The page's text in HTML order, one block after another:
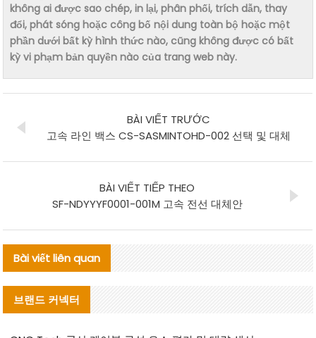
không ai được sao chép, in lại, phân phối, trích dẫn, thay
đổi, phát sóng hoặc công bố nội dung toàn bộ hoặc một
phần dưới bất kỳ hình thức nào, cũng không được có bất
kỳ vi phạm bản quyền nào của trang web này.
BÀI VIẾT TRƯỚC
고속 라인 백스 CS-SASMINTOHD-002 선택 및 대체
BÀI VIẾT TIẾP THEO
SF-NDYYYF0001-001M 고속 전선 대체안
Bài viết liên quan
브랜드 커넥터